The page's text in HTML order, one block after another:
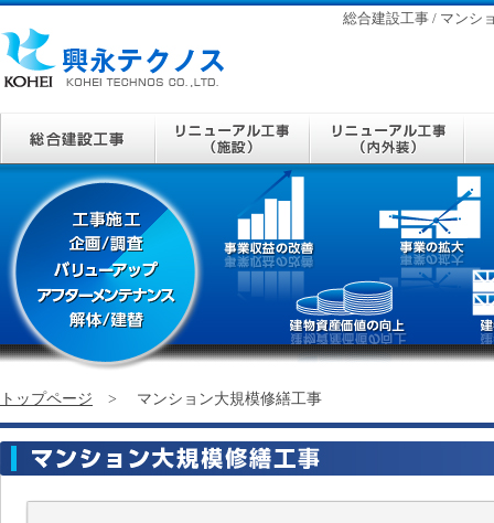
総合建設工事 / マンシ
トップページ > マンション大規模修繕工事